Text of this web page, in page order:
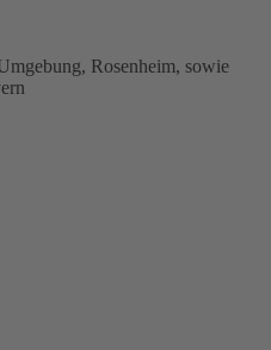
Rosenheim, sowie